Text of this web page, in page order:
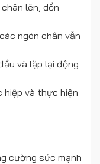
lên, dồn
ngón chân vẫn
và lặp lại động
hiệp và thực hiện
cường sức mạnh